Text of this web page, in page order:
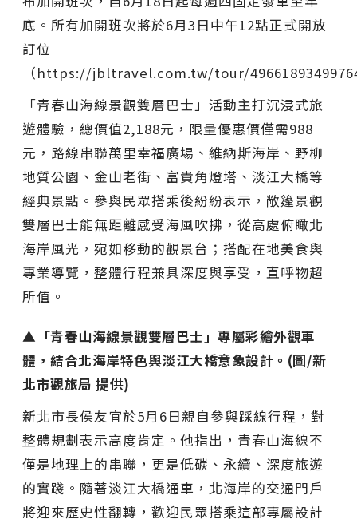
底。所有加開班次將於6月3日中午12點正式開放
訂位
（https://jbltravel.com.tw/tour/
「青春山海線景觀雙層巴士」活動主打沉浸式旅
遊體驗，總價值2,188元，限量優惠價僅需988
元，路線串聯萬里幸福廣場、維納斯海岸、野柳
地質公園、金山老街、富貴角燈塔、淡江大橋等
經典景點。參與民眾搭乘後紛紛表示，敞篷景觀
雙層巴士能無距離感受海風吹拂，從高處俯瞰北
海岸風光，宛如移動的觀景台；搭配在地美食與
專業導覽，整體行程兼具深度與享受，直呼物超
所值。
▲「青春山海線景觀雙層巴士」專屬彩繪外觀車
體，結合北海岸特色與淡江大橋意象設計。(圖/新
北市觀旅局 提供)
新北市長侯友宜於5月6日親自參與踩線行程，對
整體規劃表示高度肯定。他指出，青春山海線不
僅是地理上的串聯，更是低碳、永續、深度旅遊
的實踐。隨著淡江大橋通車，北海岸的交通門戶
將迎來歷史性翻轉，歡迎民眾搭乘這部專屬設計